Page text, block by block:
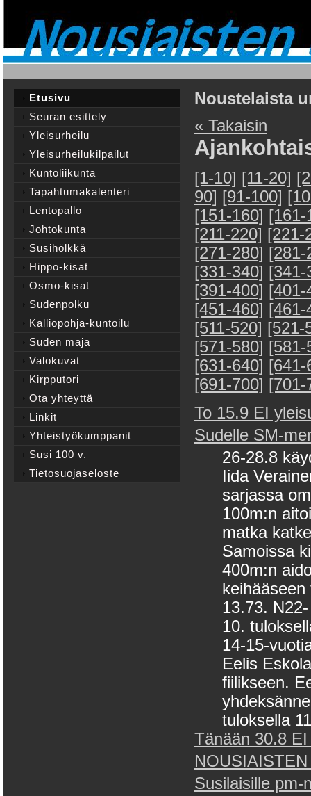
Noustelaista
« Takaisin
[1-10] [11-20]
90] [91-100]
[151-160] [161-
[211-220] [221-
[271-280] [281-
[331-340] [341-
[391-400] [401-
[451-460] [461-
[511-520] [521-
[571-580] [581-
[631-640] [641-
[691-700] [701-
To 15.9 EI
Sudelle SM-
26-28.8
Iida
sarjassa
100m:n
matka
Samoissa
400m:n
13.73.
10.
14-15-
Eelis
fiilikseen.
tuloksella
Tänään 30.8
Susilaisille pm-
Etusivu
Seuran esittely
Yleisurheilu
Yleisurheilukilpailut
Kuntoliikunta
Tapahtumakalenteri
Lentopallo
Johtokunta
Susihölkkä
Hippo-kisat
Osmo-kisat
Sudenpolku
Kalliopohja-kuntoilu
Suden maja
Valokuvat
Kirpputori
Ota yhteyttä
Linkit
Yhteistyökumppanit
Susi 100 v.
Tietosuojaseloste